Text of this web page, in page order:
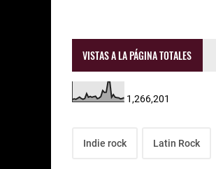
VISTAS A LA PÁGINA TOTALES
1,266,201
Indie rock Latin Rock